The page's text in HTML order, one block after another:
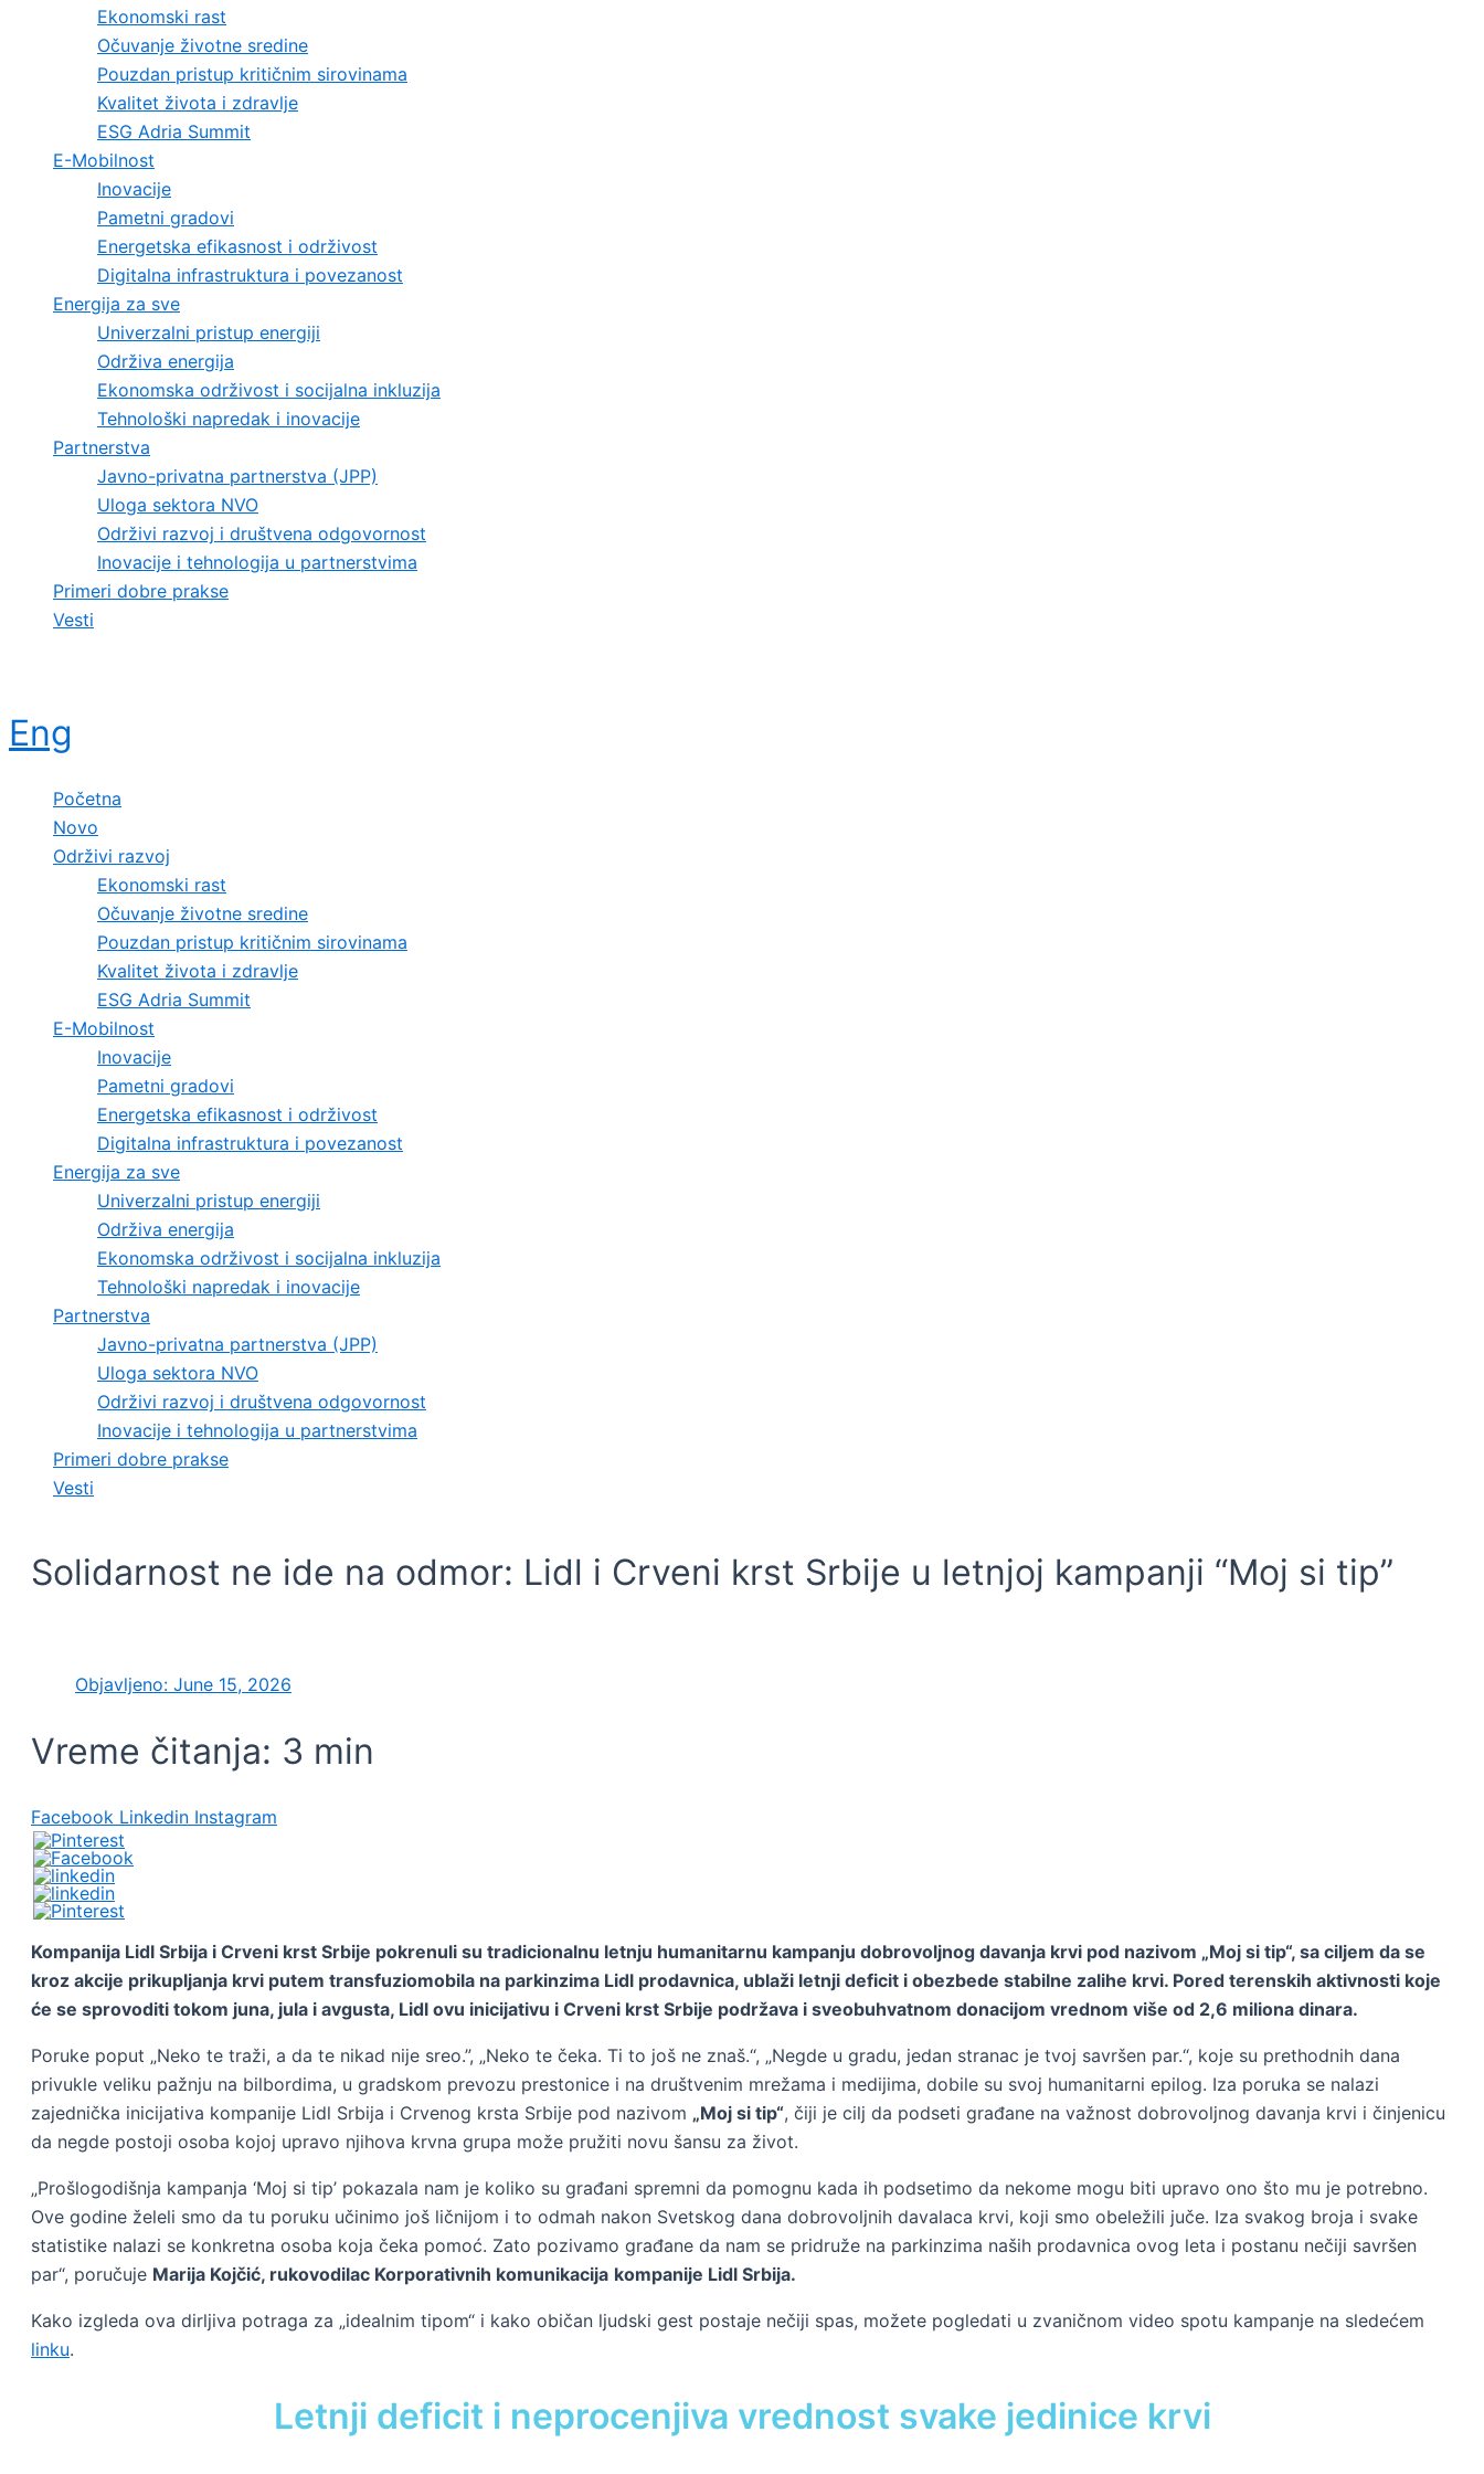
Ekonomski rast
Očuvanje životne sredine
Pouzdan pristup kritičnim sirovinama
Kvalitet života i zdravlje
ESG Adria Summit
E-Mobilnost
Inovacije
Pametni gradovi
Energetska efikasnost i održivost
Digitalna infrastruktura i povezanost
Energija za sve
Univerzalni pristup energiji
Održiva energija
Ekonomska održivost i socijalna inkluzija
Tehnološki napredak i inovacije
Partnerstva
Javno-privatna partnerstva (JPP)
Uloga sektora NVO
Održivi razvoj i društvena odgovornost
Inovacije i tehnologija u partnerstvima
Primeri dobre prakse
Vesti
Eng
Početna
Novo
Održivi razvoj
Ekonomski rast
Očuvanje životne sredine
Pouzdan pristup kritičnim sirovinama
Kvalitet života i zdravlje
ESG Adria Summit
E-Mobilnost
Inovacije
Pametni gradovi
Energetska efikasnost i održivost
Digitalna infrastruktura i povezanost
Energija za sve
Univerzalni pristup energiji
Održiva energija
Ekonomska održivost i socijalna inkluzija
Tehnološki napredak i inovacije
Partnerstva
Javno-privatna partnerstva (JPP)
Uloga sektora NVO
Održivi razvoj i društvena odgovornost
Inovacije i tehnologija u partnerstvima
Primeri dobre prakse
Vesti
Solidarnost ne ide na odmor: Lidl i Crveni krst Srbije u letnjoj kampanji “Moj si tip”
Objavljeno: June 15, 2026
Vreme čitanja: 3 min
Facebook Linkedin Instagram
Kompanija Lidl Srbija i Crveni krst Srbije pokrenuli su tradicionalnu letnju humanitarnu kampanju dobrovoljnog davanja krvi pod nazivom „Moj si tip“, sa ciljem da se
kroz akcije prikupljanja krvi putem transfuziomobila na parkinzima Lidl prodavnica, ublaži letnji deficit i obezbede stabilne zalihe krvi. Pored terenskih aktivnosti koje
će se sprovoditi tokom juna, jula i avgusta, Lidl ovu inicijativu i Crveni krst Srbije podržava i sveobuhvatnom donacijom vrednom više od 2,6 miliona dinara.
Poruke poput „Neko te traži, a da te nikad nije sreo.”, „Neko te čeka. Ti to još ne znaš.“, „Negde u gradu, jedan stranac je tvoj savršen par.“, koje su prethodnih dana
privukle veliku pažnju na bilbordima, u gradskom prevozu prestonice i na društvenim mrežama i medijima, dobile su svoj humanitarni epilog. Iza poruka se nalazi
zajednička inicijativa kompanije Lidl Srbija i Crvenog krsta Srbije pod nazivom „Moj si tip“, čiji je cilj da podseti građane na važnost dobrovoljnog davanja krvi i činjenicu
da negde postoji osoba kojoj upravo njihova krvna grupa može pružiti novu šansu za život.
„Prošlogodišnja kampanja ‘Moj si tip’ pokazala nam je koliko su građani spremni da pomognu kada ih podsetimo da nekome mogu biti upravo ono što mu je potrebno.
Ove godine želeli smo da tu poruku učinimo još ličnijom i to odmah nakon Svetskog dana dobrovoljnih davalaca krvi, koji smo obeležili juče. Iza svakog broja i svake
statistike nalazi se konkretna osoba koja čeka pomoć. Zato pozivamo građane da nam se pridruže na parkinzima naših prodavnica ovog leta i postanu nečiji savršen
par“, poručuje Marija Kojčić, rukovodilac Korporativnih komunikacija kompanije Lidl Srbija.
Kako izgleda ova dirljiva potraga za „idealnim tipom“ i kako običan ljudski gest postaje nečiji spas, možete pogledati u zvaničnom video spotu kampanje na sledećem
linku.
Letnji deficit i neprocenjiva vrednost svake jedinice krvi